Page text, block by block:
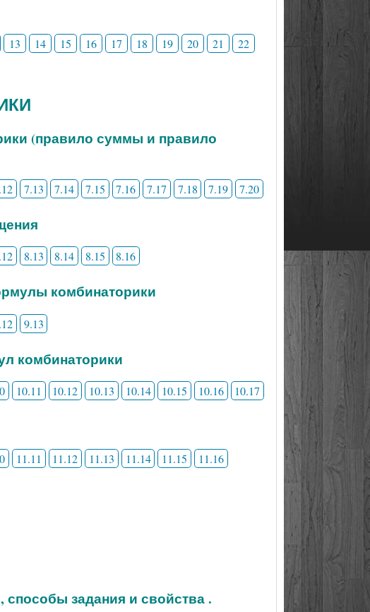
13 14 15 16 17 18 19 20 21
22
(правило суммы и правило
7.13 7.14 7.15 7.16 7.17 7.18 7.19 7.20
8.13 8.14 8.15 8.16
комбинаторики
9.13
комбинаторики
10.11 10.12 10.13 10.14 10.15 10.16 10.17
11.11 11.12 11.13 11.14 11.15 11.16
способы задания и свойства .